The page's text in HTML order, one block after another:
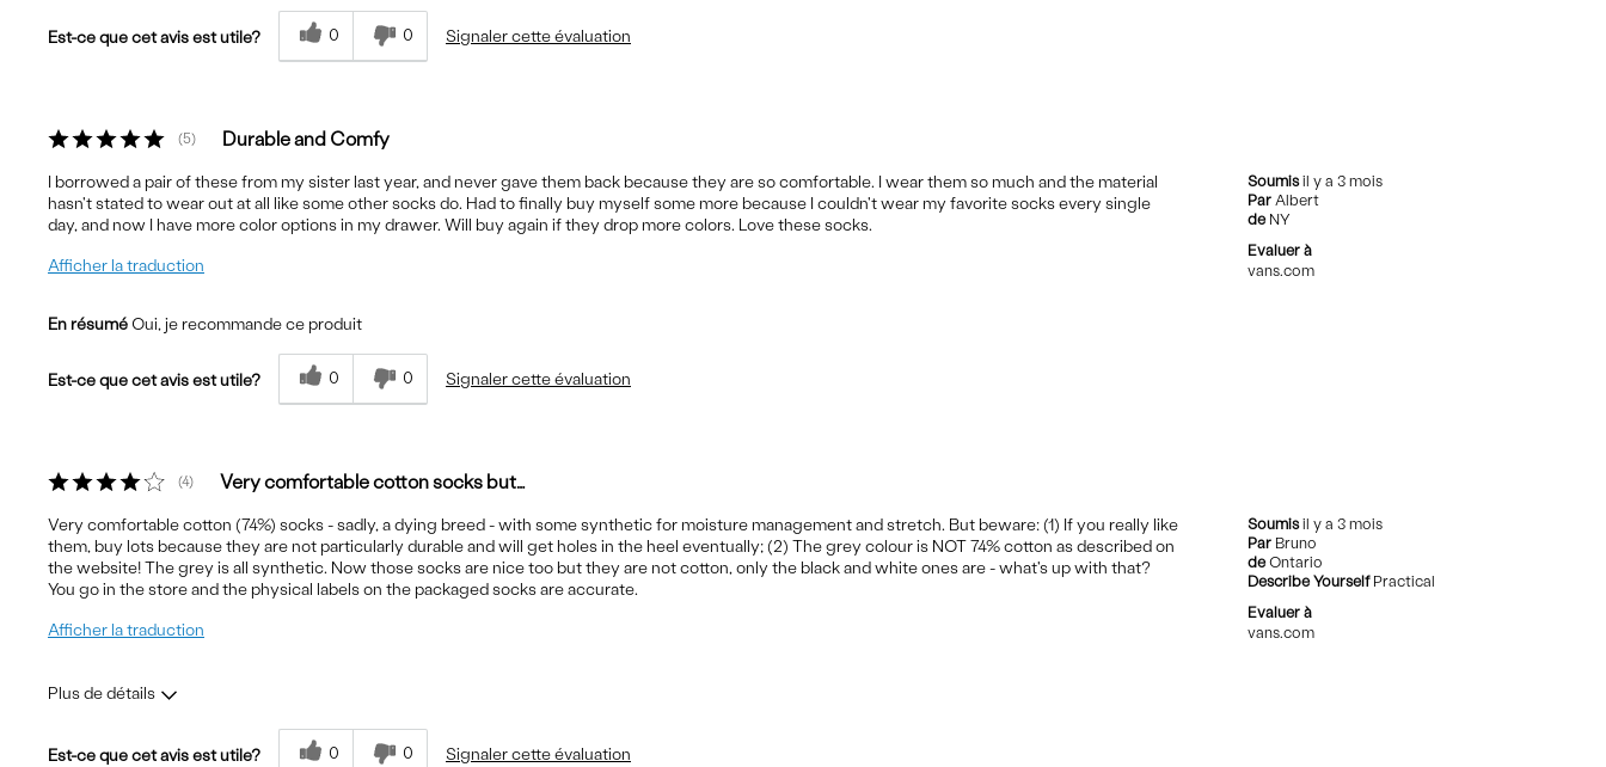
Est-ce que cet avis est utile? 0 0 Signaler cette évaluation
5 Durable and Comfy
Soumisil y a 3 mois
Par Albert
de NY
Evaluer à
vans.com
I borrowed a pair of these from my sister last year, and never gave them back because they are so comfortable. I wear them so much and the material
hasn't stated to wear out at all like some other socks do. Had to finally buy myself some more because I couldn't wear my favorite socks every single
day, and now I have more color options in my drawer. Will buy again if they drop more colors. Love these socks.
Afficher la traduction
En résumé Oui, je recommande ce produit
Est-ce que cet avis est utile? 0 0 Signaler cette évaluation
4 Very comfortable cotton socks but…
Soumisil y a 3 mois
Par Bruno
de Ontario
Describe Yourself Practical
Evaluer à
vans.com
Very comfortable cotton (74%) socks - sadly, a dying breed - with some synthetic for moisture management and stretch. But beware: (1) If you really like
them, buy lots because they are not particularly durable and will get holes in the heel eventually; (2) The grey colour is NOT 74% cotton as described on
the website! The grey is all synthetic. Now those socks are nice too but they are not cotton, only the black and white ones are - what's up with that?
You go in the store and the physical labels on the packaged socks are accurate.
Afficher la traduction
Plus de détails
Le pour Le contre
Est-ce que cet avis est utile? 0 0 Signaler cette évaluation